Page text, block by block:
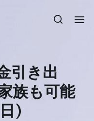
引き出
族も可能
)